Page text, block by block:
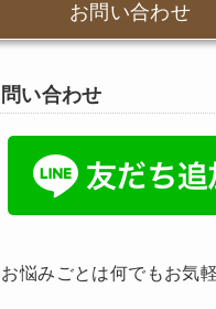
お問い合わせ
い合わせ
悩みごとは何でもお気